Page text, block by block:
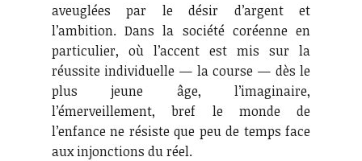
aveuglées par le désir d’argent et
l’ambition. Dans la société coréenne en
particulier, où l’accent est mis sur la
réussite individuelle — la course — dès le
plus jeune âge, l’imaginaire,
l’émerveillement, bref le monde de
l’enfance ne résiste que peu de temps face
aux injonctions du réel.